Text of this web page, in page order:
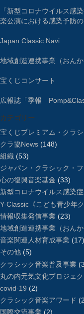
「新型コロナウイルス感
楽公演における感染予防の
Japan Classic Navi
地域創造連携事業（おんか
宝くじコンサート
広報誌「季報
カテゴリー
宝くじプレミアム・クラ
クラ協News (148)
組織 (53)
ジャパン・クラシック・
心の復興音楽基金 (33)
新型コロナウイルス感染症
Y-Classic《こども青少年
情報収集発信事業 (23)
地域創造連携事業（おんか
音楽関連人材育成事業 (17)
その他 (5)
クラシック音楽普及事業
丸の内元気文化プロジェク
covid-19 (2)
クラシック音楽アワード
国際交流事業 (2)